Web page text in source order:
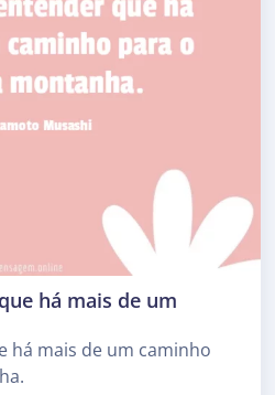
há mais de um
há mais de um caminho